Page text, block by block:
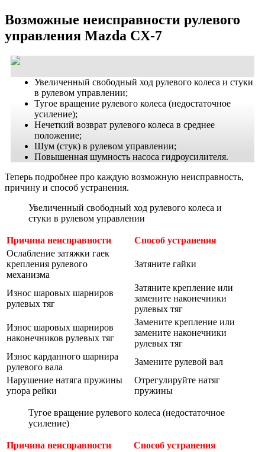
Возможные неисправности рулевого
управления Mazda CX-7
Увеличенный свободный ход рулевого колеса и стуки
в рулевом управлении;
Тугое вращение рулевого колеса (недостаточное
усиление);
Нечеткий возврат рулевого колеса в среднее
положение;
Шум (стук) в рулевом управлении;
Повышенная шумность насоса гидроусилителя.
Теперь подробнее про каждую возможную неисправность,
причину и способ устранения.
Увеличенный свободный ход рулевого колеса и
стуки в рулевом управлении
Причина неисправности
Способ устранения
Ослабление затяжки гаек
крепления рулевого
механизма
Затяните гайки
Износ шаровых шарниров
рулевых тяг
Затяните крепление или
замените наконечники
рулевых тяг
Износ шаровых шарниров
наконечников рулевых тяг
Замените крепление или
замените наконечники
рулевых тяг
Износ карданного шарнира
рулевого вала
Замените рулевой вал
Нарушение натяга пружины
упора рейки
Отрегулируйте натяг
пружины
Тугое вращение рулевого колеса (недостаточное
усиление)
Причина неисправности
Способ устранения